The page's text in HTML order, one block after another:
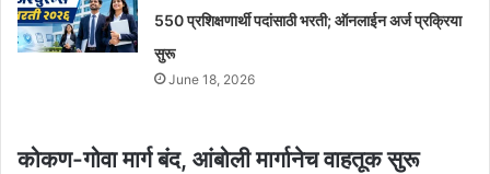
550 प्रशिक्षणार्थी पदांसाठी भरती; ऑनलाईन अर्ज प्रक्रिया
सुरू
June 18, 2026
कोकण-गोवा मार्ग बंद, आंबोली मार्गानेच वाहतूक सुरू